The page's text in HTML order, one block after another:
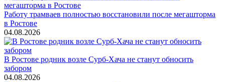
Работу трамваев полностью восстановили после мегашторма
в Ростове
04.08.2026
В Ростове родник возле Сурб-Хача не станут обносить
забором
04.08.2026